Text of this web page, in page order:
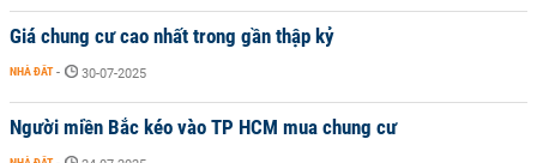
Giá chung cư cao nhất trong gần thập kỷ
NHÀ ĐẤT - 30-07-2025
Người miền Bắc kéo vào TP HCM mua chung cư